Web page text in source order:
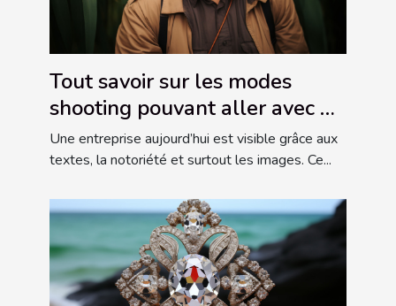
Tout savoir sur les modes
shooting pouvant aller avec un
portrait professionnel
Une entreprise aujourd’hui est visible grâce aux
textes, la notoriété et surtout les images. Ce...